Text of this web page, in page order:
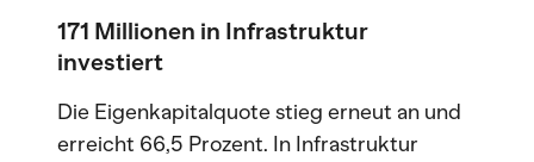
171 Millionen in Infrastruktur
investiert
Die Eigenkapitalquote stieg erneut an und
erreicht 66,5 Prozent. In Infrastruktur